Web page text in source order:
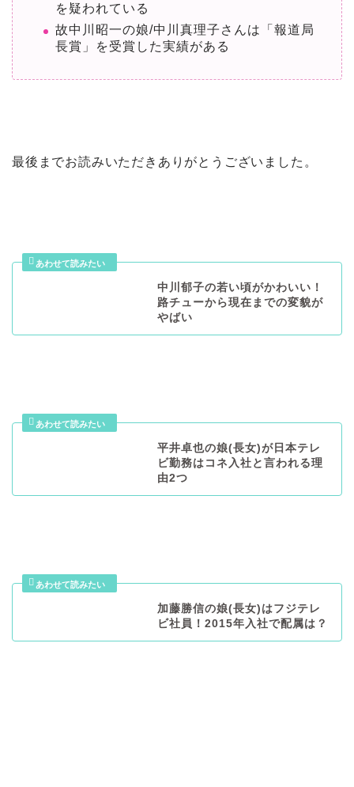
を疑われている
故中川昭一の娘/中川真理子さんは「報道局
長賞」を受賞した実績がある
最後までお読みいただきありがとうございました。
中川郁子の若い頃がかわいい！
路チューから現在までの変貌が
やばい
平井卓也の娘(長女)が日本テレ
ビ勤務はコネ入社と言われる理
由2つ
加藤勝信の娘(長女)はフジテレ
ビ社員！2015年入社で配属は？